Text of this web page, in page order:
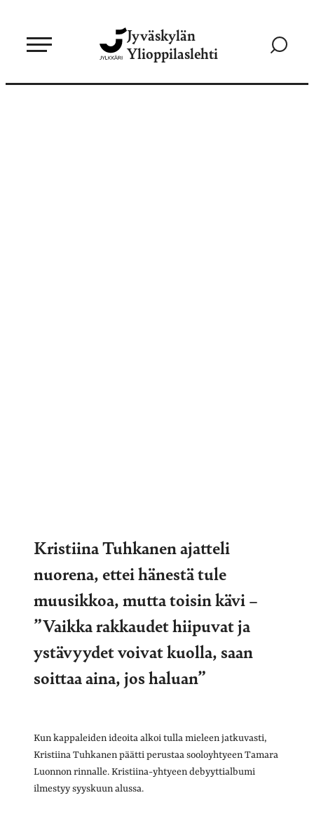
sisältöön
Jyväskylän
Ylioppilaslehti
Siirry
Kristiina Tuhkanen ajatteli
nuorena, ettei hänestä tule
muusikkoa, mutta toisin kävi –
”Vaikka rakkaudet hiipuvat ja
ystävyydet voivat kuolla, saan
soittaa aina, jos haluan”
Kun kappaleiden ideoita alkoi tulla mieleen jatkuvasti,
Kristiina Tuhkanen päätti perustaa sooloyhtyeen Tamara
Luonnon rinnalle. Kristiina-yhtyeen debyyttialbumi
ilmestyy syyskuun alussa.